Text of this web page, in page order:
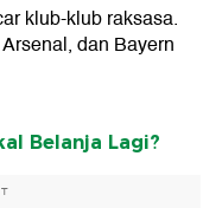
klub-klub raksasa.
dan Bayern
Belanja Lagi?